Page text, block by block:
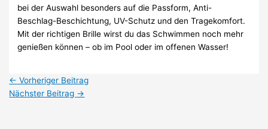
bei der Auswahl besonders auf die Passform, Anti-
Beschlag-Beschichtung, UV-Schutz und den Tragekomfort.
Mit der richtigen Brille wirst du das Schwimmen noch mehr
genießen können – ob im Pool oder im offenen Wasser!
← Vorheriger Beitrag
Nächster Beitrag →